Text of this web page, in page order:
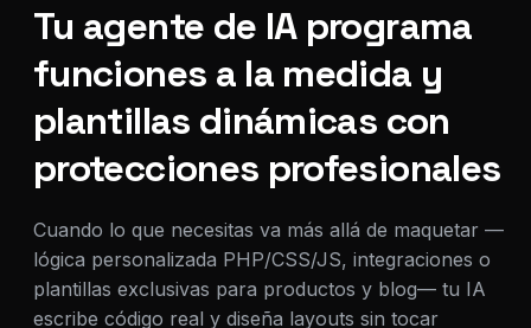
Tu agente de IA programa
funciones a la medida y
plantillas dinámicas con
protecciones profesionales
Cuando lo que necesitas va más allá de maquetar —
lógica personalizada PHP/CSS/JS, integraciones o
plantillas exclusivas para productos y blog— tu IA
escribe código real y diseña layouts sin tocar